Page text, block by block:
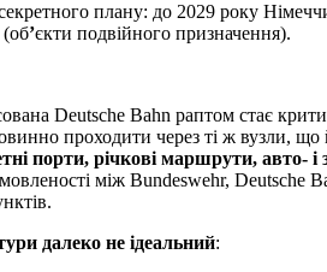
плану: до 2029 року
(об’єкти подвійного призначення).
Deutsche Bahn раптом стає
проходити через ті ж вузли, що
порти, річкові маршрути, авто- і
між Bundeswehr,
далеко не ідеальний: